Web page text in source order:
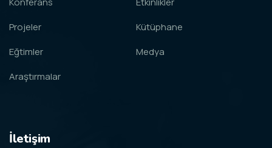
Projeler
Eğtimler
Araştırmalar
Kütüphane
Medya
İletişim